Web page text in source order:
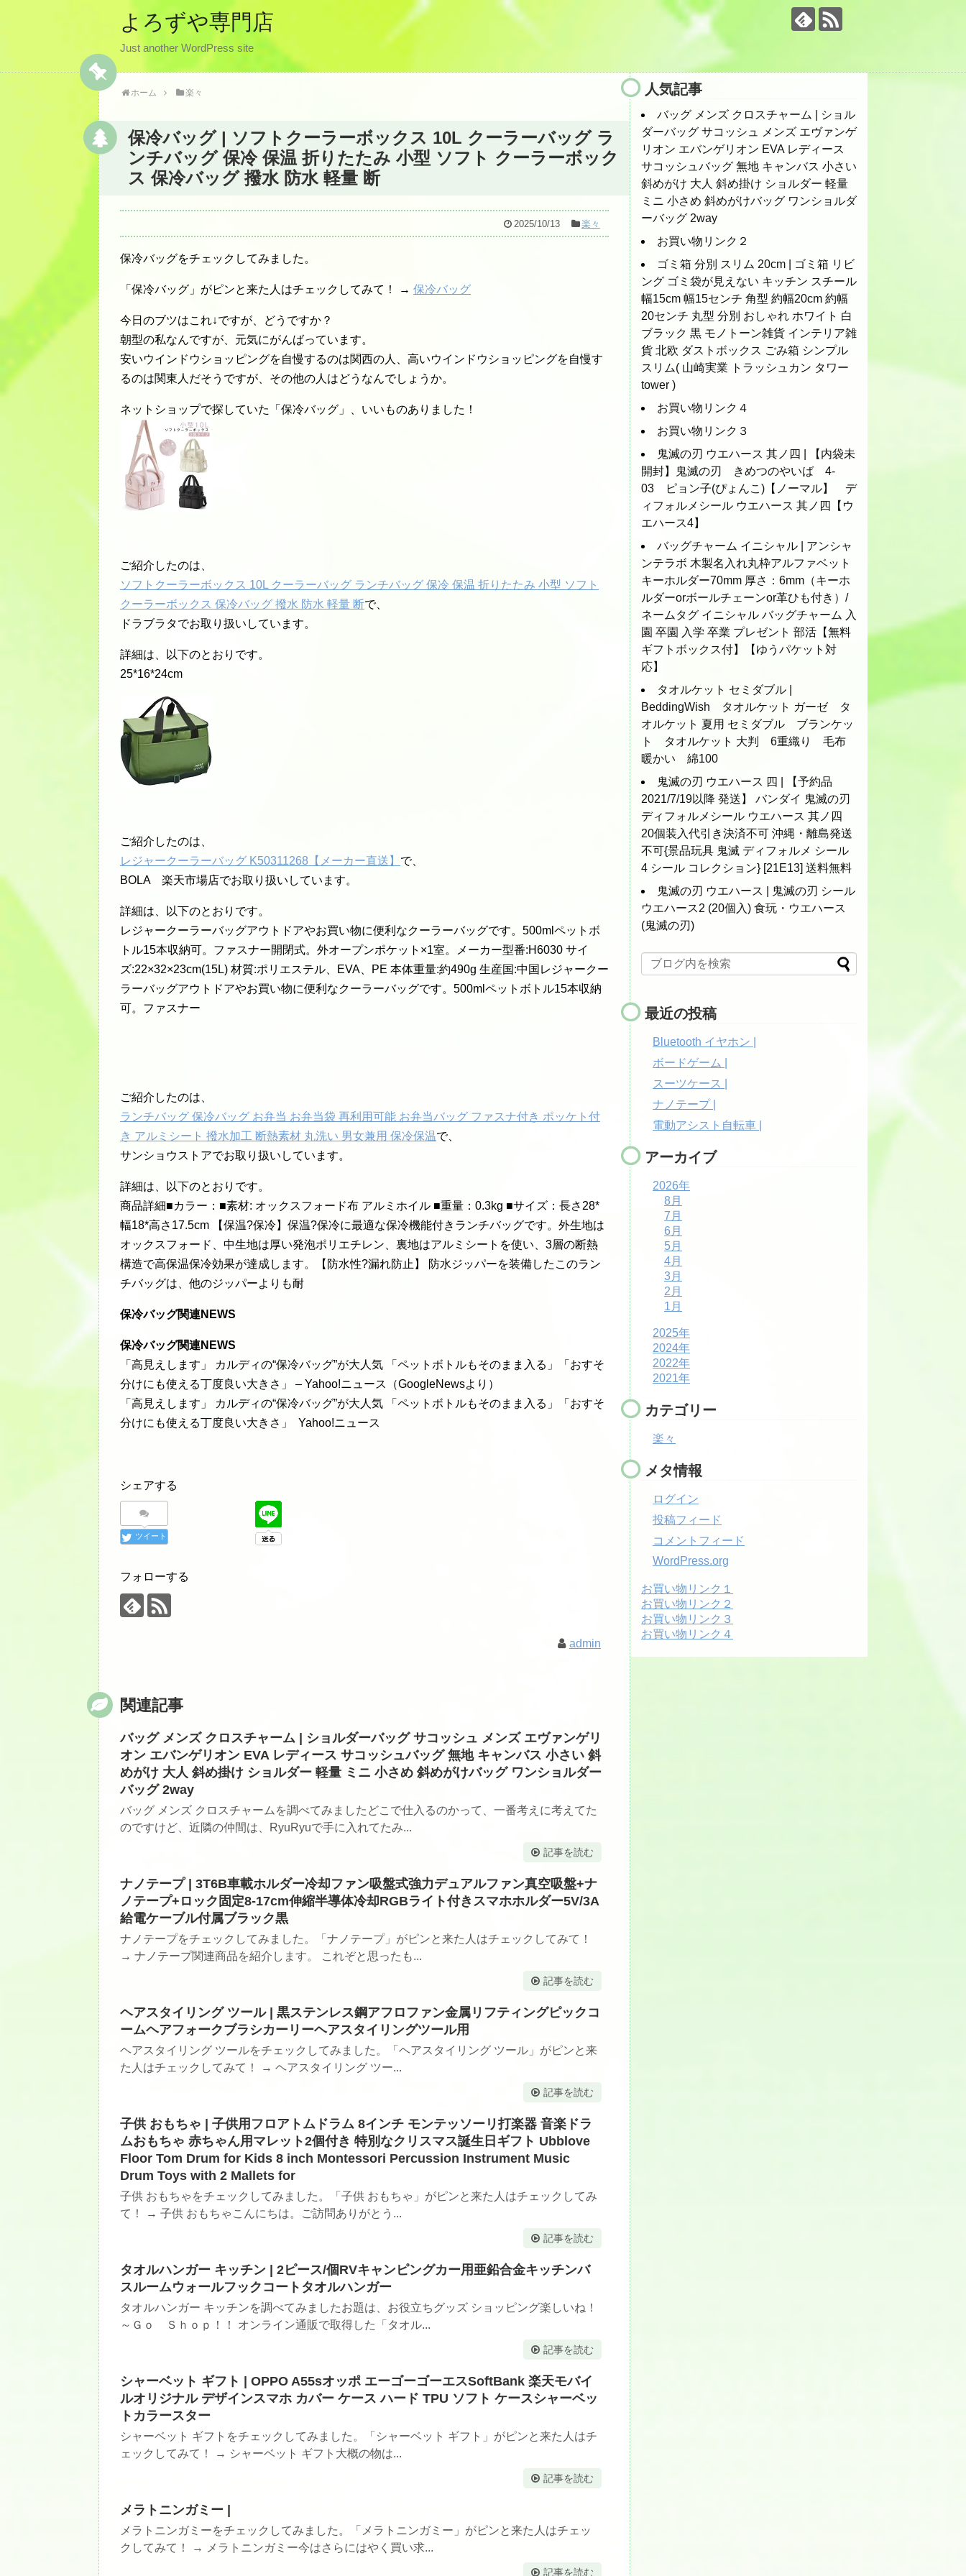
よろずや専門店
Just another WordPress site
ホーム 楽々
保冷バッグ | ソフトクーラーボックス 10L クーラーバッグ ラ
ンチバッグ 保冷 保温 折りたたみ 小型 ソフト クーラーボック
ス 保冷バッグ 撥水 防水 軽量 断
2025/10/13 楽々
保冷バッグをチェックしてみました。
「保冷バッグ」がピンと来た人はチェックしてみて！ → 保冷バッグ
今日のブツはこれ↓ですが、どうですか？
朝型の私なんですが、元気にがんばっています。
安いウインドウショッピングを自慢するのは関西の人、高いウインドウショッピングを自慢す
るのは関東人だそうですが、その他の人はどうなんでしょうか。
ネットショップで探していた「保冷バッグ」、いいものありました！
ご紹介したのは、
ソフトクーラーボックス 10L クーラーバッグ ランチバッグ 保冷 保温 折りたたみ 小型 ソフト
クーラーボックス 保冷バッグ 撥水 防水 軽量 断で、
ドラブラタでお取り扱いしています。
詳細は、以下のとおりです。
25*16*24cm
ご紹介したのは、
レジャークーラーバッグ K50311268【メーカー直送】 で、
BOLA 楽天市場店でお取り扱いしています。
詳細は、以下のとおりです。
レジャークーラーバッグアウトドアやお買い物に便利なクーラーバッグです。500mlペットボ
トル15本収納可。ファスナー開閉式。外オープンポケット×1室。メーカー型番:H6030 サイ
ズ:22×32×23cm(15L) 材質:ポリエステル、EVA、PE 本体重量:約490g 生産国:中国レジャークー
ラーバッグアウトドアやお買い物に便利なクーラーバッグです。500mlペットボトル15本収納
可。ファスナー
ご紹介したのは、
ランチバッグ 保冷バッグ お弁当 お弁当袋 再利用可能 お弁当バッグ ファスナ付き ポッケト付
き アルミシート 撥水加工 断熱素材 丸洗い 男女兼用 保冷保温で、
サンショウストアでお取り扱いしています。
詳細は、以下のとおりです。
商品詳細■カラー：■素材: オックスフォード布 アルミホイル ■重量：0.3kg ■サイズ：長さ28*
幅18*高さ17.5cm 【保温?保冷】保温?保冷に最適な保冷機能付きランチバッグです。外生地は
オックスフォード、中生地は厚い発泡ポリエチレン、裏地はアルミシートを使い、3層の断熱
構造で高保温保冷効果が達成します。【防水性?漏れ防止】 防水ジッパーを装備したこのラン
チバッグは、他のジッパーよりも耐
保冷バッグ関連NEWS
保冷バッグ関連NEWS
「高見えします」 カルディの“保冷バッグ”が大人気 「ペットボトルもそのまま入る」「おすそ
分けにも使える丁度良い大きさ」 – Yahoo!ニュース（GoogleNewsより）
「高見えします」 カルディの“保冷バッグ”が大人気 「ペットボトルもそのまま入る」「おすそ
分けにも使える丁度良い大きさ」 Yahoo!ニュース
シェアする
ツイート
フォローする
admin
関連記事
バッグ メンズ クロスチャーム | ショルダーバッグ サコッシュ メンズ エヴァンゲリ
オン エバンゲリオン EVA レディース サコッシュバッグ 無地 キャンバス 小さい 斜
めがけ 大人 斜め掛け ショルダー 軽量 ミニ 小さめ 斜めがけバッグ ワンショルダー
バッグ 2way
バッグ メンズ クロスチャームを調べてみましたどこで仕入るのかって、一番考えに考えてた
のですけど、近隣の仲間は、RyuRyuで手に入れてたみ...
記事を読む
ナノテープ | 3T6B車載ホルダー冷却ファン吸盤式強力デュアルファン真空吸盤+ナ
ノテープ+ロック固定8-17cm伸縮半導体冷却RGBライト付きスマホホルダー5V/3A
給電ケーブル付属ブラック黒
ナノテープをチェックしてみました。「ナノテープ」がピンと来た人はチェックしてみて！
→ ナノテープ関連商品を紹介します。 これぞと思ったも...
記事を読む
ヘアスタイリング ツール | 黒ステンレス鋼アフロファン金属リフティングピックコ
ームヘアフォークブラシカーリーヘアスタイリングツール用
ヘアスタイリング ツールをチェックしてみました。「ヘアスタイリング ツール」がピンと来
た人はチェックしてみて！ → ヘアスタイリング ツー...
記事を読む
子供 おもちゃ | 子供用フロアトムドラム 8インチ モンテッソーリ打楽器 音楽ドラ
ムおもちゃ 赤ちゃん用マレット2個付き 特別なクリスマス誕生日ギフト Ubblove
Floor Tom Drum for Kids 8 inch Montessori Percussion Instrument Music
Drum Toys with 2 Mallets for
子供 おもちゃをチェックしてみました。「子供 おもちゃ」がピンと来た人はチェックしてみ
て！ → 子供 おもちゃこんにちは。ご訪問ありがとう...
記事を読む
タオルハンガー キッチン | 2ピース/個RVキャンピングカー用亜鉛合金キッチンバ
スルームウォールフックコートタオルハンガー
タオルハンガー キッチンを調べてみましたお題は、お役立ちグッズ ショッピング楽しいね！
～Ｇｏ Ｓｈｏｐ！！ オンライン通販で取得した「タオル...
記事を読む
シャーベット ギフト | OPPO A55sオッポ エーゴーゴーエスSoftBank 楽天モバイ
ルオリジナル デザインスマホ カバー ケース ハード TPU ソフト ケースシャーベッ
トカラースター
シャーベット ギフトをチェックしてみました。「シャーベット ギフト」がピンと来た人はチ
ェックしてみて！ → シャーベット ギフト大概の物は...
記事を読む
メラトニンガミー |
メラトニンガミーをチェックしてみました。「メラトニンガミー」がピンと来た人はチェッ
クしてみて！ → メラトニンガミー今はさらにはやく買い求...
記事を読む
人気記事
バッグ メンズ クロスチャーム | ショル
ダーバッグ サコッシュ メンズ エヴァンゲ
リオン エバンゲリオン EVA レディース
サコッシュバッグ 無地 キャンバス 小さい
斜めがけ 大人 斜め掛け ショルダー 軽量
ミニ 小さめ 斜めがけバッグ ワンショルダ
ーバッグ 2way
お買い物リンク２
ゴミ箱 分別 スリム 20cm | ゴミ箱 リビ
ング ゴミ袋が見えない キッチン スチール
幅15cm 幅15センチ 角型 約幅20cm 約幅
20センチ 丸型 分別 おしゃれ ホワイト 白
ブラック 黒 モノトーン雑貨 インテリア雑
貨 北欧 ダストボックス ごみ箱 シンプル
スリム( 山崎実業 トラッシュカン タワー
tower )
お買い物リンク４
お買い物リンク３
鬼滅の刃 ウエハース 其ノ四 | 【内袋未
開封】鬼滅の刃 きめつのやいば 4-
03 ピョン子(ぴょんこ)【ノーマル】 デ
ィフォルメシール ウエハース 其ノ四【ウ
エハース4】
バッグチャーム イニシャル | アンシャ
ンテラボ 木製名入れ丸枠アルファベット
キーホルダー70mm 厚さ：6mm（キーホ
ルダーorボールチェーンor革ひも付き）/
ネームタグ イニシャル バッグチャーム 入
園 卒園 入学 卒業 プレゼント 部活【無料
ギフトボックス付】【ゆうパケット対
応】
タオルケット セミダブル |
BeddingWish タオルケット ガーゼ タ
オルケット 夏用 セミダブル ブランケッ
ト タオルケット 大判 6重織り 毛布
暖かい 綿100
鬼滅の刃 ウエハース 四 | 【予約品
2021/7/19以降 発送】 バンダイ 鬼滅の刃
ディフォルメシール ウエハース 其ノ四
20個装入代引き決済不可 沖縄・離島発送
不可{景品玩具 鬼滅 ディフォルメ シール
4 シール コレクション} [21E13] 送料無料
鬼滅の刃 ウエハース | 鬼滅の刃 シール
ウエハース2 (20個入) 食玩・ウエハース
(鬼滅の刃)
最近の投稿
Bluetooth イヤホン |
ボードゲーム |
スーツケース |
ナノテープ |
電動アシスト自転車 |
アーカイブ
2026年
8月
7月
6月
5月
4月
3月
2月
1月
2025年
2024年
2022年
2021年
カテゴリー
楽々
メタ情報
ログイン
投稿フィード
コメントフィード
WordPress.org
お買い物リンク１
お買い物リンク２
お買い物リンク３
お買い物リンク４